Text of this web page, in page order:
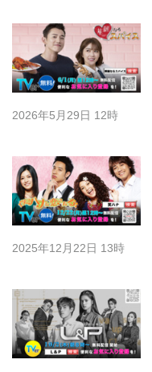
2026年5月29日 12時
2025年12月22日 13時